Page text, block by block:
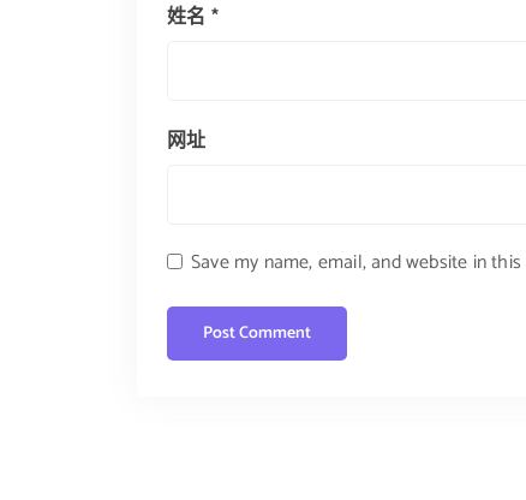
姓名 *
网址
Save my name, email, and website in